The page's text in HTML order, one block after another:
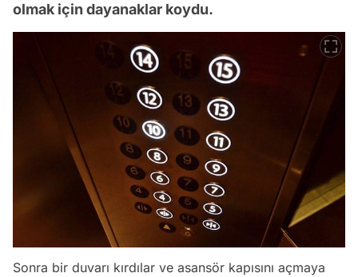
olmak için dayanaklar koydu.
Sonra bir duvarı kırdılar ve asansör kapısını açmaya